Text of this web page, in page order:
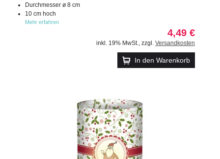
Durchmesser ø 8 cm
10 cm hoch
Mehr erfahren
4,49 €
inkl. 19% MwSt. zzgl. Versandkosten
In den Warenkorb